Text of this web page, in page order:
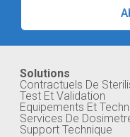
Solutions
Contractuels De
Test Et Validation
Equipements Et
Services De
Support Technique